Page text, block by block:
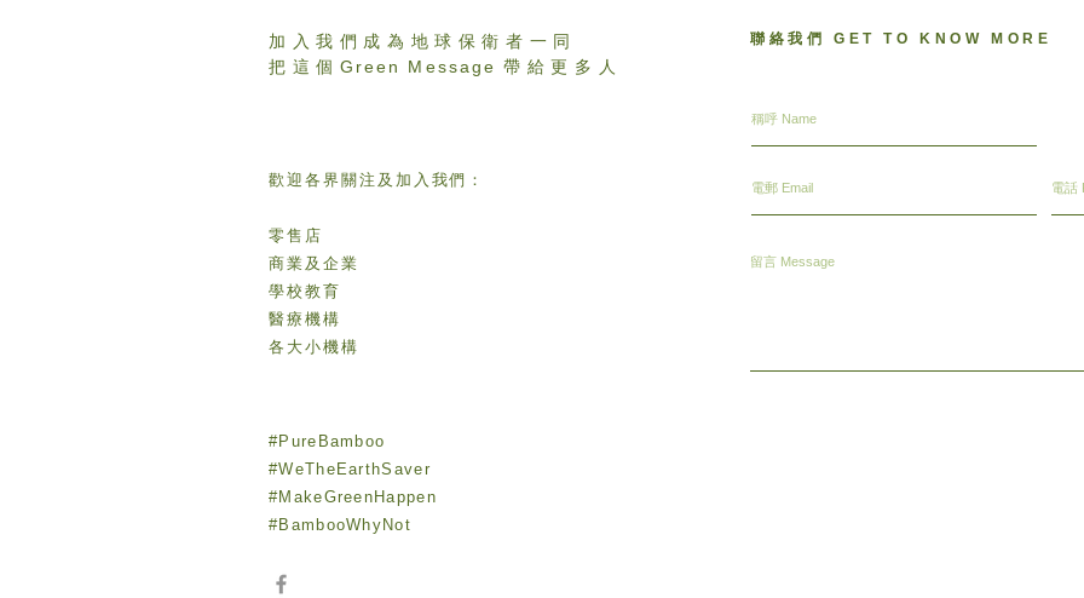
加入我們成為地球保衛者一同
把這個 Green Message帶給更多人
歡迎各界關注及加入我們：
零售店
商業及企業
​學校教育
醫療機構
各大小機構
#PureBamboo
#WeTheEarthSaver
#MakeGreenHappen
#BambooWhyNot
聯絡我們 GET TO KNOW MORE